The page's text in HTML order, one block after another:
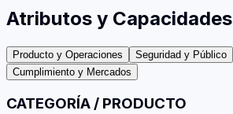
Atributos y Capacidades
Producto y Operaciones
Seguridad y Público
Cumplimiento y Mercados
CATEGORÍA / PRODUCTO